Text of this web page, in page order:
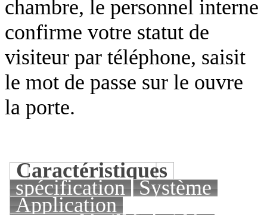
chambre, le personnel interne
confirme votre statut de
visiteur par téléphone, saisit
le mot de passe sur le ouvre
la porte.
Caractéristiques
spécification Système
Application